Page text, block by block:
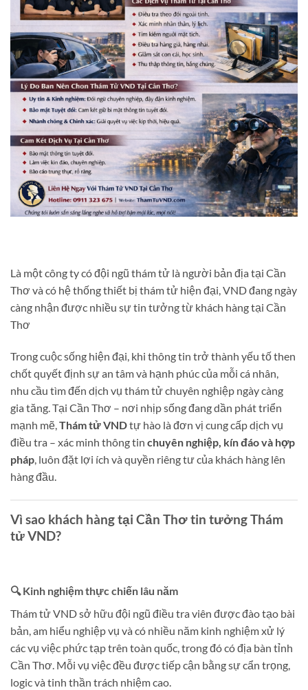
Là một công ty có đội ngũ thám tử là người bản địa tại Cần
Thơ và có hệ thống thiết bị thám tử hiện đại, VND đang ngày
càng nhận được nhiều sự tin tưởng từ khách hàng tại Cần
Thơ
Trong cuộc sống hiện đại, khi thông tin trở thành yếu tố then
chốt quyết định sự an tâm và hạnh phúc của mỗi cá nhân,
nhu cầu tìm đến dịch vụ thám tử chuyên nghiệp ngày càng
gia tăng. Tại Cần Thơ – nơi nhịp sống đang dần phát triển
mạnh mẽ,Thám tử VNDtự hào là đơn vị cung cấp dịch vụ
điều tra – xác minh thông tin chuyên nghiệp, kín đáo và hợp
pháp, luôn đặt lợi ích và quyền riêng tư của khách hàng lên
hàng đầu.
Vì sao khách hàng tại Cần Thơ tin tưởng Thám
tử VND?
🔍 Kinh nghiệm thực chiến lâu năm
Thám tử VND sở hữu đội ngũ điều tra viên được đào tạo bài
bản, am hiểu nghiệp vụ và có nhiều năm kinh nghiệm xử lý
các vụ việc phức tạp trên toàn quốc, trong đó có địa bàn tỉnh
Cần Thơ. Mỗi vụ việc đều được tiếp cận bằng sự cẩn trọng,
logic và tinh thần trách nhiệm cao.